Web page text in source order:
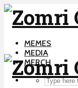
MEMES
MEDIA
MERCH